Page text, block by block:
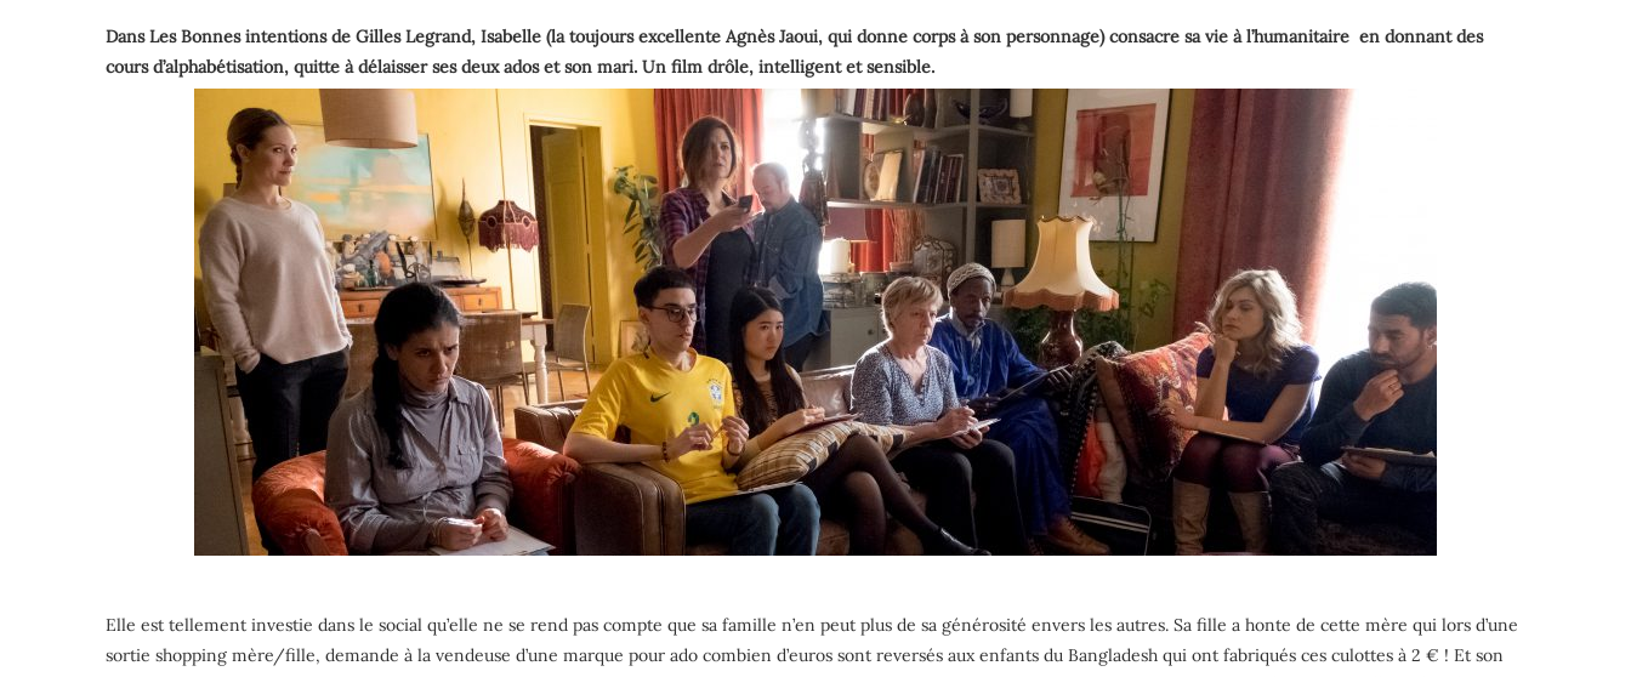
Dans Les Bonnes intentions de Gilles Legrand, Isabelle (la toujours excellente Agnès Jaoui, qui donne corps à son personnage) consacre sa vie à l’humanitaire en donnant des
cours d’alphabétisation, quitte à délaisser ses deux ados et son mari. Un film drôle, intelligent et sensible.
Elle est tellement investie dans le social qu’elle ne se rend pas compte que sa famille n’en peut plus de sa générosité envers les autres. Sa fille a honte de cette mère qui lors d’une
sortie shopping mère/fille, demande à la vendeuse d’une marque pour ado combien d’euros sont reversés aux enfants du Bangladesh qui ont fabriqués ces culottes à 2 € ! Et son